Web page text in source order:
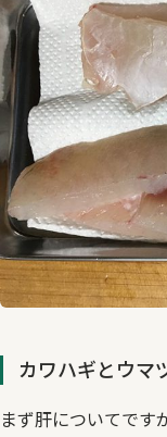
カワハギとウマ
まず肝についてです